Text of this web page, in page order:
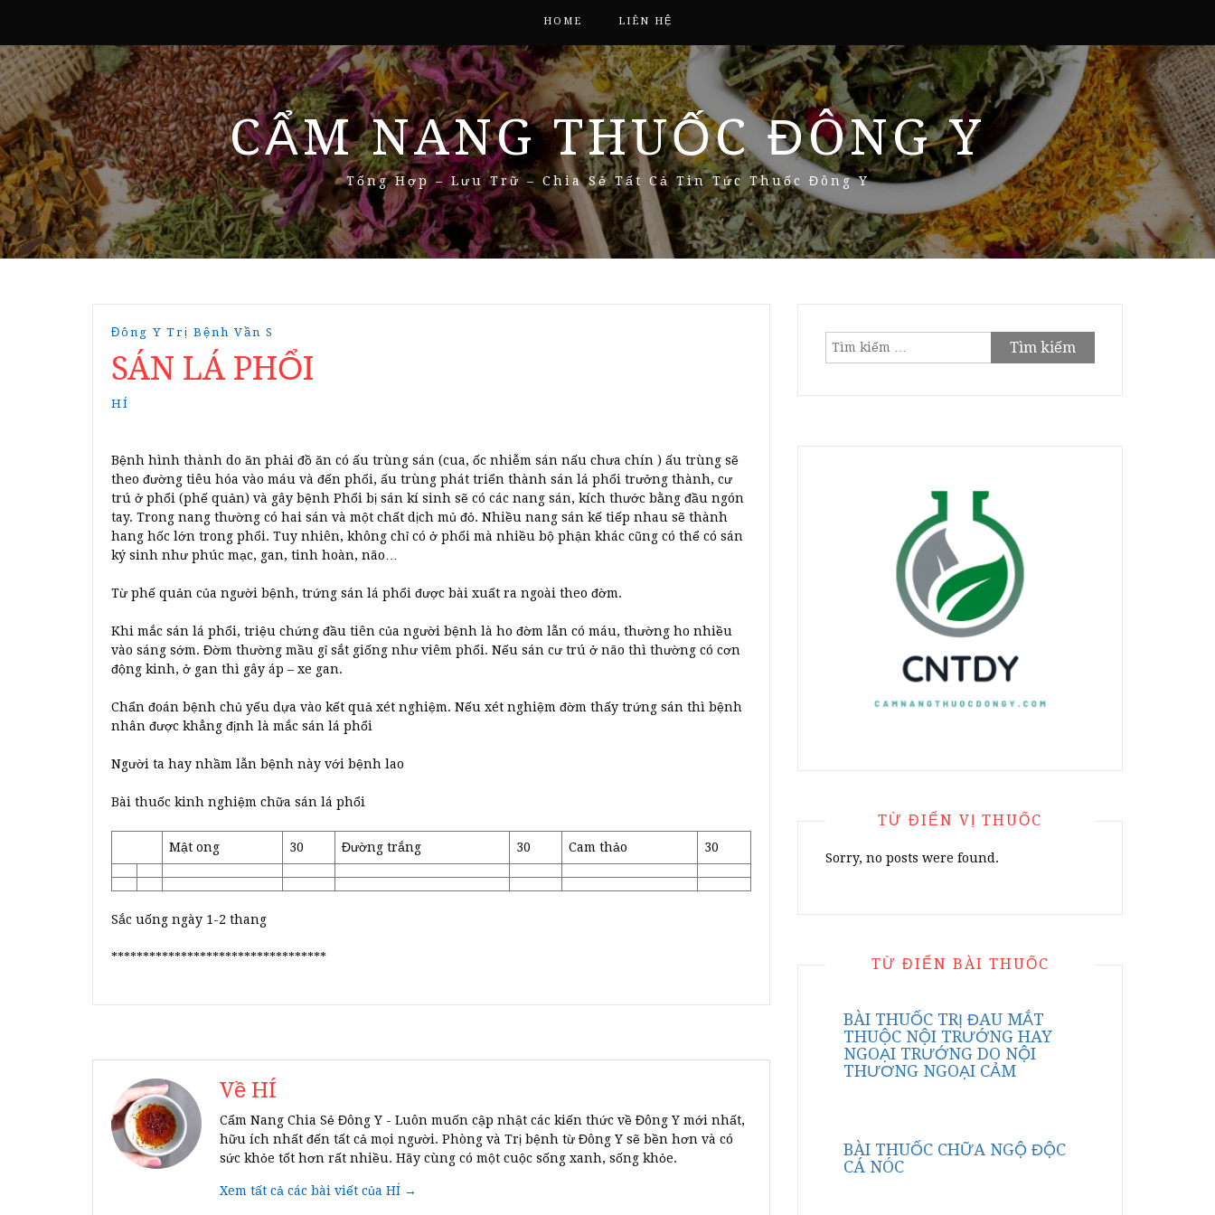
HOME LIÊN HỆ
CẨM NANG THUỐC ĐÔNG Y
Tổng Hợp – Lưu Trữ – Chia Sẻ Tất Cả Tin Tức Thuốc Đông Y
Đông Y Trị Bệnh Vần S
SÁN LÁ PHỔI
HÍ
Bệnh hình thành do ăn phải đồ ăn có ấu trùng sán (cua, ốc nhiễm sán nấu chưa chín ) ấu trùng sẽ
theo đường tiêu hóa vào máu và đến phổi, ấu trùng phát triển thành sán lá phổi trưởng thành, cư
trú ở phổi (phế quản) và gây bệnh Phổi bị sán kí sinh sẽ có các nang sán, kích thước bằng đầu ngón
tay. Trong nang thường có hai sán và một chất dịch mủ đỏ. Nhiều nang sán kế tiếp nhau sẽ thành
hang hốc lớn trong phổi. Tuy nhiên, không chỉ có ở phổi mà nhiều bộ phận khác cũng có thể có sán
ký sinh như phúc mạc, gan, tinh hoàn, não…
Từ phế quản của người bệnh, trứng sán lá phổi được bài xuất ra ngoài theo đờm.
Khi mắc sán lá phổi, triệu chứng đầu tiên của người bệnh là ho đờm lẫn có máu, thường ho nhiều
vào sáng sớm. Đờm thường mầu gỉ sắt giống như viêm phổi. Nếu sán cư trú ở não thì thường có cơn
động kinh, ở gan thì gây áp – xe gan.
Chẩn đoán bệnh chủ yếu dựa vào kết quả xét nghiệm. Nếu xét nghiệm đờm thấy trứng sán thì bệnh
nhân được khẳng định là mắc sán lá phổi
Người ta hay nhầm lẫn bệnh này với bệnh lao
Bài thuốc kinh nghiệm chữa sán lá phổi
Mật ong 30 Đường trắng 30 Cam thảo 30
Sắc uống ngày 1-2 thang
**********************************
Về HÍ
Cẩm Nang Chia Sẻ Đông Y - Luôn muốn cập nhật các kiến thức về Đông Y mới nhất,
hữu ích nhất đến tất cả mọi người. Phòng và Trị bệnh từ Đông Y sẽ bền hơn và có
sức khỏe tốt hơn rất nhiều. Hãy cùng có một cuộc sống xanh, sống khỏe.
Xem tất cả các bài viết của HÍ →
Tìm
TỪ ĐIỂN VỊ THUỐC
Sorry, no posts were found.
TỪ ĐIỂN BÀI THUỐC
BÀI THUỐC TRỊ ĐAU MẮT
THUỘC NỘI TRƯỚNG HAY
NGOẠI TRƯỚNG DO NỘI
THƯƠNG NGOẠI CẢM
BÀI THUỐC CHỮA NGỘ ĐỘC
CÁ NÓC